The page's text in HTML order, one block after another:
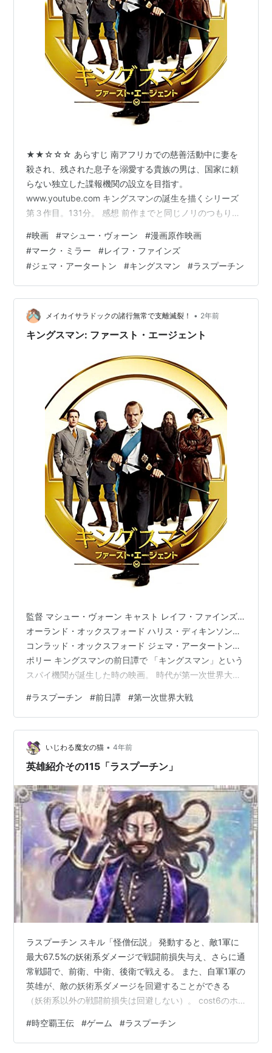
★★☆☆☆ あらすじ 南アフリカでの慈善活動中に妻を
殺され、残された息子を溺愛する貴族の男は、国家に頼
らない独立した諜報機関の設立を目指す。
www.youtube.com キングスマンの誕生を描くシリーズ
第３作目。131分。 感想 前作までと同じノリのつもりで
ままで、肩透かしを食らってしまった。前作までの馬鹿
馬鹿しさは消え、シリアスな雰囲気で展開する映画とな
っている。 今作はキングスマン誕生の経緯が描かれる前
日譚で、前作までとは時代もキャストも違う。だからリ
ブートとしてテイストが変わってもおかしくないと言え
ばおかしくないのだが、いきなり裏切ら…
#映画 #マシュー・ヴォーン #漫画原作映画
#マーク・ミラー #レイフ・ファインズ
#ジェマ・アータートン #キングスマン #ラスプーチン
メイカイサラドックの諸行無常で支離滅裂！ • 2年前
キングスマン: ファースト・エージェント
監督 マシュー・ヴォーン キャスト レイフ・ファインズ…
オーランド・オックスフォード ハリス・ディキンソン…
コンラッド・オックスフォード ジェマ・アータートン…
ポリー キングスマンの前日譚で 「キングスマン」という
スパイ機関が誕生した時の映画。 時代が第一次世界大戦
なってしまったぁ！ だからマシュー・ヴォーンの悪ノリ
映画が苦手な人にしたら それなりに見やすかったと思う
よ。 私はあのセンスが好きだから、今一つ物足りなかっ
た。 誰が記憶に残ったかというと 主役でもその息子でも
なく、ポリーでしょ。 一番冷静に勇敢に活躍してたわ。
#ラスプーチン #前日譚 #第一次世界大戦
いじわる魔女の猫 • 4年前
英雄紹介その115「ラスプーチン」
ラスプーチン スキル「怪僧伝説」 発動すると、敵1軍に
最大67.5%の妖術系ダメージで戦闘前損失与え、さらに通
常戦闘で、前衛、中衛、後衛で戦える。 また、自軍1軍の
英雄が、敵の妖術系ダメージを回避することができる
（妖術系以外の戦闘前損失は回避しない）。 cost6のホ
ガラシャとお登勢がいます。 低コストで使いやすいです
が、その代わり兵数は3100とかなり控えめです。
#時空覇王伝 #ゲーム #ラスプーチン